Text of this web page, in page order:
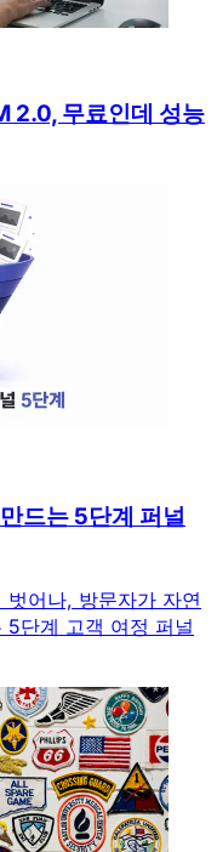
2.0, 무료인데 성능
드는 5단계 퍼널
어나, 방문자가 자연
5단계 고객 여정 퍼널